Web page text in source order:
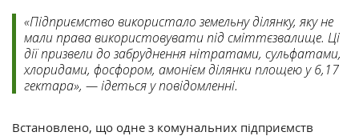
«Підприємство використало земельну ділянку, яку не
мали права використовувати під сміттєзвалище. Ці
дії призвели до забруднення нітратами, сульфатами,
хлоридами, фосфором, амонієм ділянки площею у 6,17
гектара», — ідеться у повідомленні.
Встановлено, що одне з комунальних підприємств